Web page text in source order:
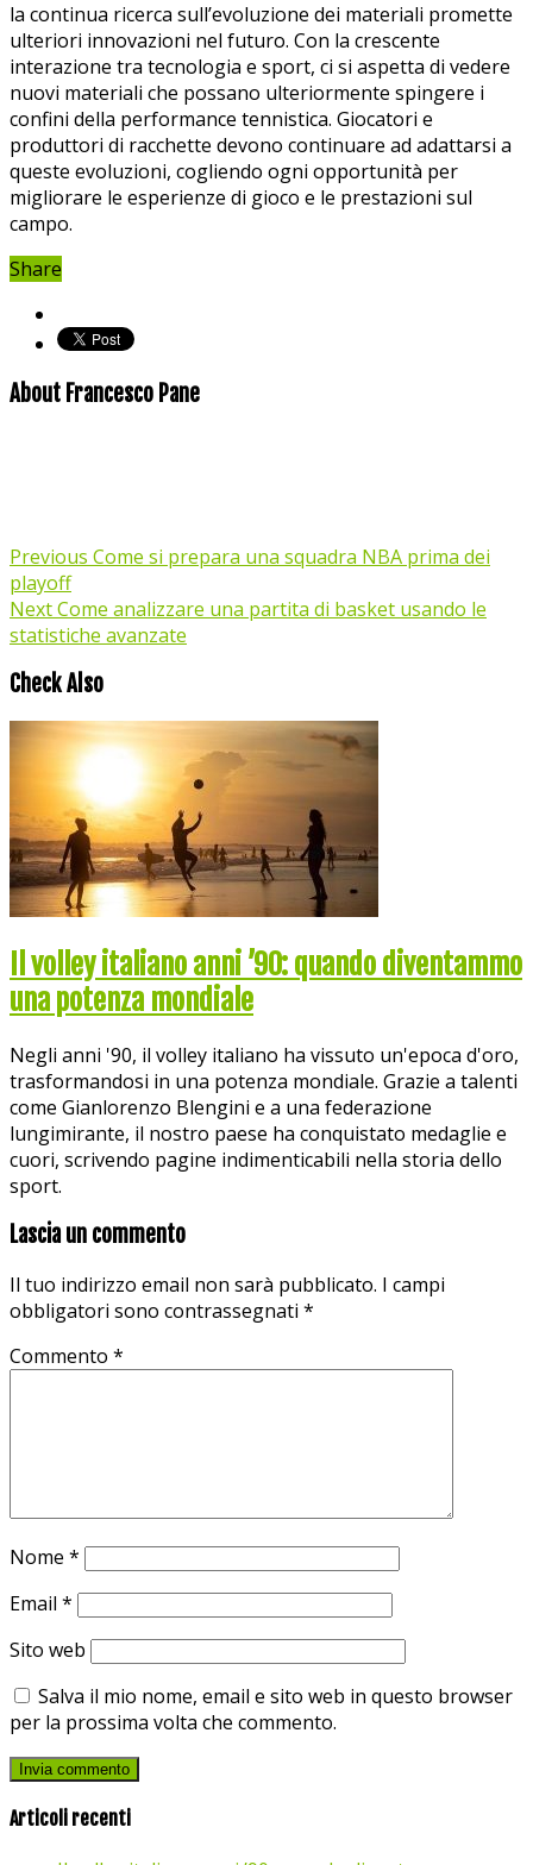
la continua ricerca sull’evoluzione dei materiali ⁣promette⁤
ulteriori innovazioni nel futuro. ‍Con la crescente
interazione tra tecnologia‌ e sport, ci​ si aspetta‍ di vedere
nuovi ⁤materiali⁢ che possano ulteriormente spingere ‍i ​
confini della performance tennistica.⁣ Giocatori e
produttori di racchette devono ⁢continuare‌ ad adattarsi a
⁤queste evoluzioni, cogliendo ogni opportunità per
‌migliorare le esperienze di gioco‌ e le prestazioni sul⁢
campo.
Share
About Francesco Pane
Previous Come si prepara una squadra NBA prima dei
playoff
NextCome analizzare una partita di basket usando le
statistiche avanzate
Check Also
Il volley italiano anni ’90: quando diventammo
una potenza mondiale
Negli anni '90, il volley italiano ha vissuto un'epoca d'oro,
trasformandosi in una potenza mondiale. Grazie a talenti
come Gianlorenzo Blengini e a una federazione
lungimirante, il nostro paese ha conquistato medaglie e
cuori, scrivendo pagine indimenticabili nella storia dello
sport.
Lascia un commento
Il tuo indirizzo email non sarà pubblicato. I campi
obbligatori sono contrassegnati *
Commento *
Nome *
Email *
Sito web
Salva il mio nome, email e sito web in questo browser
per la prossima volta che commento.
Articoli recenti